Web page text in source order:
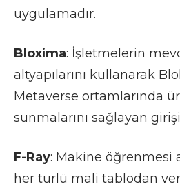
uygulamadır.
Bloxima: İşletmelerin
altyapılarını kullanarak
Metaverse ortamlarında
sunmalarını sağlayan
F-Ray: Makine öğrenmesi
her türlü mali tablodan